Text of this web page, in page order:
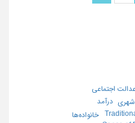
خانواده‌ها
درآمد
اجتماعی